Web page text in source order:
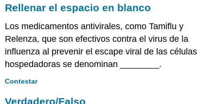
Rellenar el espacio en blanco
Los medicamentos antivirales, como Tamiflu y
Relenza, que son efectivos contra el virus de la
influenza al prevenir el escape viral de las células
hospedadoras se denominan ________.
Contestar
Verdadero/Falso